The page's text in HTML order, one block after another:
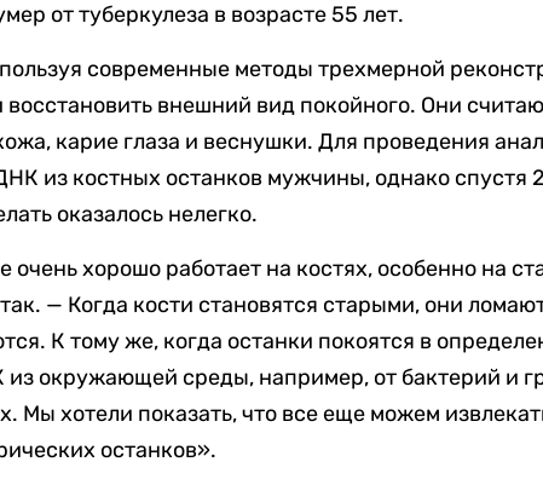
от туберкулеза в возрасте 55 лет.
современные методы трехмерной
внешний вид покойного. Они
карие глаза и веснушки. Для проведения
из костных останков мужчины, однако спустя
оказалось нелегко.
очень хорошо работает на костях, особенно на
— Когда кости становятся старыми, они
К тому же, когда останки покоятся в
из окружающей среды, например, от бактерий и
Мы хотели показать, что все еще можем
останков».